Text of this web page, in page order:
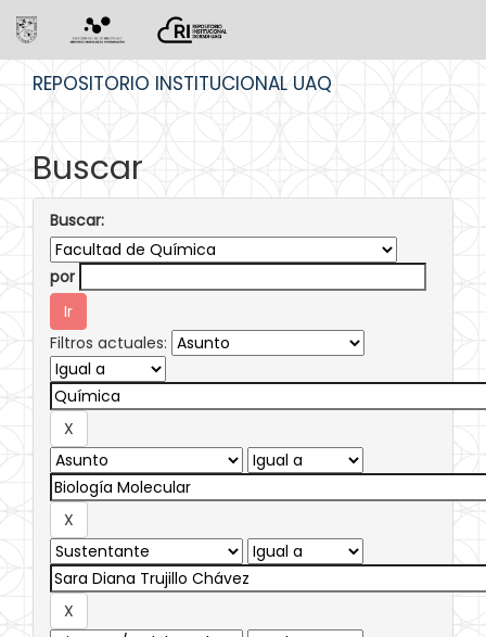
REPOSITORIO INSTITUCIONAL UAQ
Buscar
Buscar:
por
Filtros actuales: